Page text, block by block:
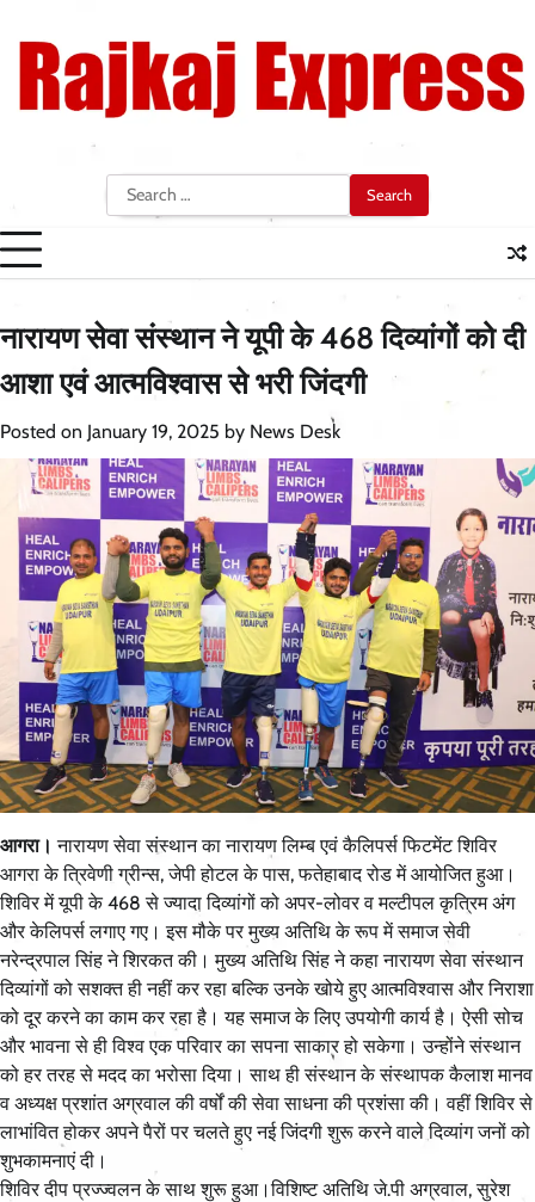
content
Search
for:
नारायण सेवा संस्थान ने यूपी के 468 दिव्यांगों को दी
आशा एवं आत्मविश्वास से भरी जिंदगी
Posted on January 19, 2025 by News Desk
आगरा। नारायण सेवा संस्थान का नारायण लिम्ब एवं कैलिपर्स फिटमेंट शिविर
आगरा के त्रिवेणी ग्रीन्स, जेपी होटल के पास, फतेहाबाद रोड में आयोजित हुआ।
शिविर में यूपी के 468 से ज्यादा दिव्यांगों को अपर-लोवर व मल्टीपल कृत्रिम अंग
और केलिपर्स लगाए गए। इस मौके पर मुख्य अतिथि के रूप में समाज सेवी
नरेन्द्रपाल सिंह ने शिरकत की। मुख्य अतिथि सिंह ने कहा नारायण सेवा संस्थान
दिव्यांगों को सशक्त ही नहीं कर रहा बल्कि उनके खोये हुए आत्मविश्वास और निराशा
को दूर करने का काम कर रहा है। यह समाज के लिए उपयोगी कार्य है। ऐसी सोच
और भावना से ही विश्व एक परिवार का सपना साकार हो सकेगा। उन्होंने संस्थान
को हर तरह से मदद का भरोसा दिया। साथ ही संस्थान के संस्थापक कैलाश मानव
व अध्यक्ष प्रशांत अग्रवाल की वर्षों की सेवा साधना की प्रशंसा की। वहीं शिविर से
लाभांवित होकर अपने पैरों पर चलते हुए नई जिंदगी शुरू करने वाले दिव्यांग जनों को
शुभकामनाएं दी।
शिविर दीप प्रज्ज्वलन के साथ शुरू हुआ।विशिष्ट अतिथि जे.पी अग्रवाल, सुरेश